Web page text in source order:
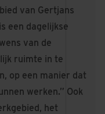
van Gertjans
een dagelijkse
van de
ruimte in te
op een manier dat
werken.” Ook
het